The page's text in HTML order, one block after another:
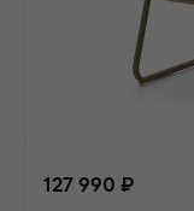
127 990 ₽